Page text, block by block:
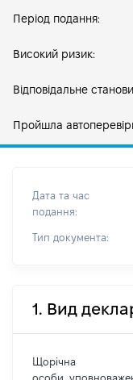
Період подання:
Високий ризик:
Відповідальне
Пройшла
Дата та час
подання:
Тип документа:
1. Вид
Щорічна
особи,